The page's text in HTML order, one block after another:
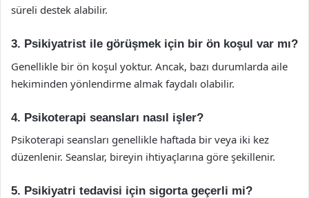
süreli destek alabilir.
3. Psikiyatrist ile görüşmek için bir ön koşul var mı?
Genellikle bir ön koşul yoktur. Ancak, bazı durumlarda aile
hekiminden yönlendirme almak faydalı olabilir.
4. Psikoterapi seansları nasıl işler?
Psikoterapi seansları genellikle haftada bir veya iki kez
düzenlenir. Seanslar, bireyin ihtiyaçlarına göre şekillenir.
5. Psikiyatri tedavisi için sigorta geçerli mi?